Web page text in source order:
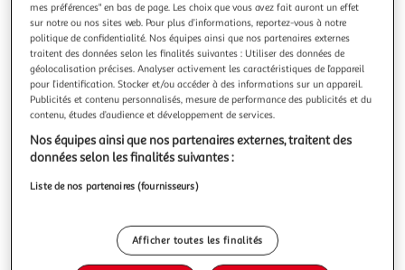
SAUTER
Radiateur sèche-serviettes ASAMA eau chaude 715W
cappuccino
Asama est un radiateur sèche-serviettes à eau chaude,
pour les foyers disposant d&rsquo,un chauffage central.Cet
appareil a été pensé afin de simplifier votre quotidien grâce
à sa grande capacité de portage de serviettes. Tout le
monde y trouvera sa place, notamment grâce à sa barre
pivotante pour s
Vous voulez connaître le prix de ce produit ?
Afficher le prix
mes préférences" en bas de page. Les choix que vous avez fait auront un effet
sur notre ou nos sites web. Pour plus d’informations, reportez-vous à notre
politique de confidentialité. Nos équipes ainsi que nos partenaires externes
traitent des données selon les finalités suivantes : Utiliser des données de
géolocalisation précises. Analyser activement les caractéristiques de l’appareil
pour l’identification. Stocker et/ou accéder à des informations sur un appareil.
Publicités et contenu personnalisés, mesure de performance des publicités et du
contenu, études d’audience et développement de services.
Nos équipes ainsi que nos partenaires externes, traitent des
données selon les finalités suivantes :
Liste de nos partenaires (fournisseurs)
Afficher toutes les finalités